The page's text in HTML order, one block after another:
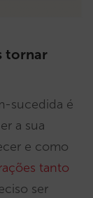
tornar
sucedida é
a sua
e como
tanto
ser